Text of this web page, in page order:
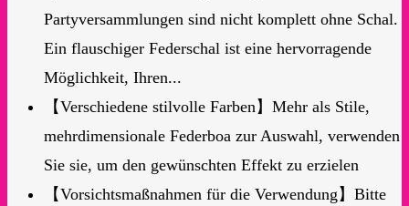
Partyversammlungen sind nicht komplett ohne Schal.
Ein flauschiger Federschal ist eine hervorragende
Möglichkeit, Ihren...
【Verschiedene stilvolle Farben】Mehr als Stile,
mehrdimensionale Federboa zur Auswahl, verwenden
Sie sie, um den gewünschten Effekt zu erzielen
【Vorsichtsmaßnahmen für die Verwendung】Bitte